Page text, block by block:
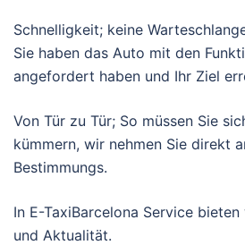
Schnelligkeit; keine
Sie haben das Auto mit den
angefordert haben und Ihr Ziel
Von Tür zu Tür; So müssen Sie
kümmern, wir nehmen Sie direkt
Bestimmungs.
In E-TaxiBarcelona Service
und Aktualität.